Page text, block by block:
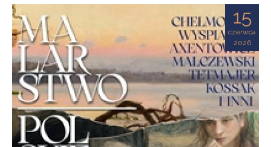
Ziemi
Tarnowskiej
15
czerwca
2026